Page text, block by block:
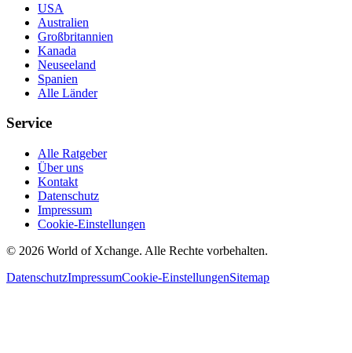
USA
Australien
Großbritannien
Kanada
Neuseeland
Spanien
Alle Länder
Service
Alle Ratgeber
Über uns
Kontakt
Datenschutz
Impressum
Cookie-Einstellungen
© 2026 World of Xchange. Alle Rechte vorbehalten.
DatenschutzImpressumCookie-EinstellungenSitemap